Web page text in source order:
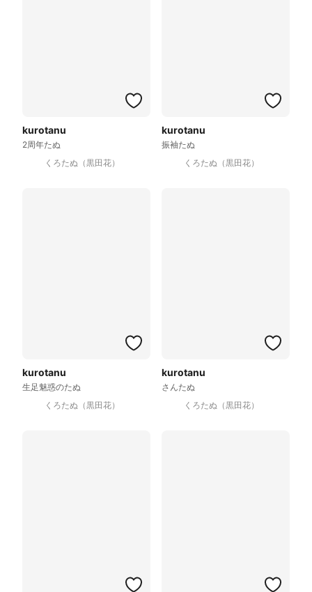
kurotanu
2周年たぬ
くろたぬ（黒田花）
kurotanu
振袖たぬ
くろたぬ（黒田花）
kurotanu
生足魅惑のたぬ
くろたぬ（黒田花）
kurotanu
さんたぬ
くろたぬ（黒田花）